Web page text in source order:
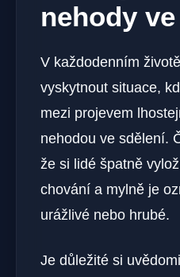
nehody
V každodenním
vyskytnout situace,
mezi projevem
nehodou ve sdělení.
že si lidé špatně
chování a mylně je
urážlivé nebo hrubé.
Je důležité si